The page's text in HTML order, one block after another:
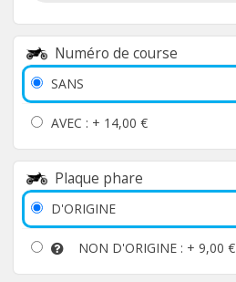
Numéro de course
SANS
AVEC : + 14,00 €
Plaque phare
D'ORIGINE
NON D'ORIGINE : + 9,00 €